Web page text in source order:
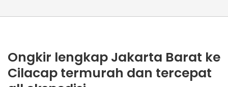
Ongkir lengkap Jakarta Barat ke
Cilacap termurah dan tercepat